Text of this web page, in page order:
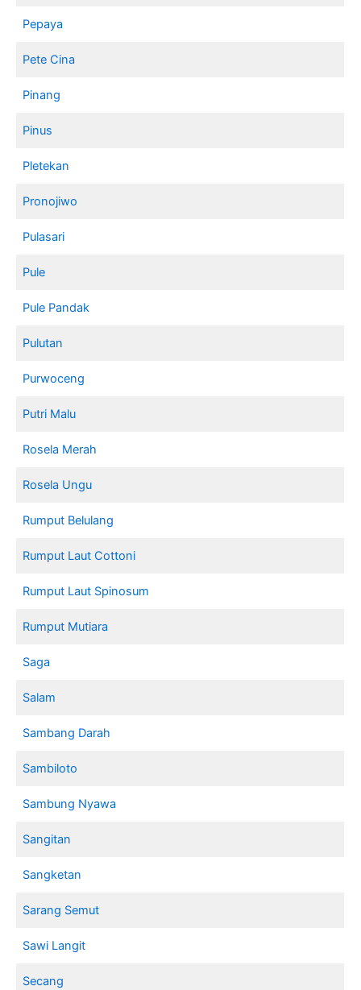
Pepaya
Pete Cina
Pinang
Pinus
Pletekan
Pronojiwo
Pulasari
Pule
Pule Pandak
Pulutan
Purwoceng
Putri Malu
Rosela Merah
Rosela Ungu
Rumput Belulang
Rumput Laut Cottoni
Rumput Laut Spinosum
Rumput Mutiara
Saga
Salam
Sambang Darah
Sambiloto
Sambung Nyawa
Sangitan
Sangketan
Sarang Semut
Sawi Langit
Secang